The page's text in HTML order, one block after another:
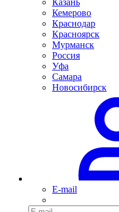
Казань
Кемерово
Краснодар
Красноярск
Мурманск
Россия
Уфа
Самара
Новосибирск
E-mail